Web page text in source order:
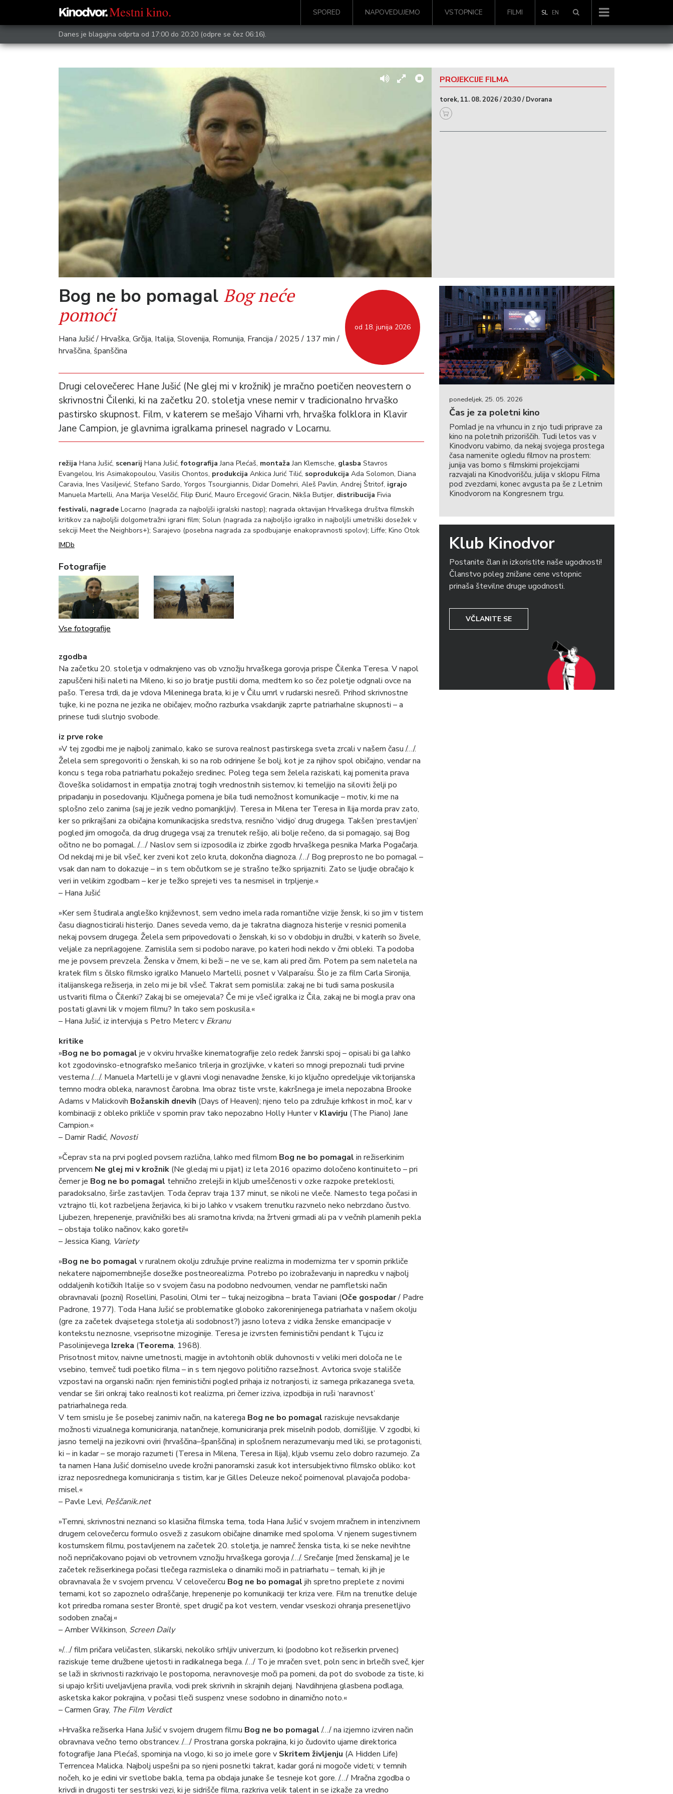
SPORED NAPOVEDUJEMO VSTOPNICE FILMI SL EN
Danes je blagajna odprta od 17:00 do 20:20 (odpre se čez 06:16).
PROJEKCIJE FILMA
torek, 11. 08. 2026 / 20:30 / Dvorana
od 18. junija 2026
Bog ne bo pomagal Bog neće
pomoći
Hana Jušić / Hrvaška, Grčija, Italija, Slovenija, Romunija, Francija / 2025 / 137 min /
hrvaščina, španščina
Drugi celovečerec Hane Jušić (Ne glej mi v krožnik) je mračno poetičen neovestern o
skrivnostni Čilenki, ki na začetku 20. stoletja vnese nemir v tradicionalno hrvaško
pastirsko skupnost. Film, v katerem se mešajo Viharni vrh, hrvaška folklora in Klavir
Jane Campion, je glavnima igralkama prinesel nagrado v Locarnu.
režija Hana Jušić, scenarij Hana Jušić,fotografija Jana Plećaš, montaža Jan Klemsche, glasba Stavros
Evangelou, Iris Asimakopoulou, Vasilis Chontos, produkcija Ankica Jurić Tilić, soprodukcija Ada Solomon, Diana
Caravia, Ines Vasiljević, Stefano Sardo, Yorgos Tsourgiannis, Didar Domehri, Aleš Pavlin, Andrej Štritof, igrajo
Manuela Martelli, Ana Marija Veselčić, Filip Đurić, Mauro Ercegović Gracin, Nikša Butijer, distribucija Fivia
festivali, nagrade Locarno (nagrada za najboljši igralski nastop); nagrada oktavijan Hrvaškega društva filmskih
kritikov za najboljši dolgometražni igrani film; Solun (nagrada za najboljšo igralko in najboljši umetniški dosežek v
sekciji Meet the Neighbors+); Sarajevo (posebna nagrada za spodbujanje enakopravnosti spolov); Liffe; Kino Otok
IMDb
Fotografije
Vse fotografije
zgodba
Na začetku 20. stoletja v odmaknjeno vas ob vznožju hrvaškega gorovja prispe Čilenka Teresa. V napol
zapuščeni hiši naleti na Mileno, ki so jo bratje pustili doma, medtem ko so čez poletje odgnali ovce na
pašo. Teresa trdi, da je vdova Mileninega brata, ki je v Čilu umrl v rudarski nesreči. Prihod skrivnostne
tujke, ki ne pozna ne jezika ne običajev, močno razburka vsakdanjik zaprte patriarhalne skupnosti – a
prinese tudi slutnjo svobode.
iz prve roke
»V tej zgodbi me je najbolj zanimalo, kako se surova realnost pastirskega sveta zrcali v našem času /…/.
Želela sem spregovoriti o ženskah, ki so na rob odrinjene še bolj, kot je za njihov spol običajno, vendar na
koncu s tega roba patriarhatu pokažejo sredinec. Poleg tega sem želela raziskati, kaj pomenita prava
človeška solidarnost in empatija znotraj togih vrednostnih sistemov, ki temeljijo na siloviti želji po
pripadanju in posedovanju. Ključnega pomena je bila tudi nemožnost komunikacije – motiv, ki me na
splošno zelo zanima (saj je jezik vedno pomanjkljiv). Teresa in Milena ter Teresa in Ilija morda prav zato,
ker so prikrajšani za običajna komunikacijska sredstva, resnično ‘vidijo’ drug drugega. Takšen ‘prestavljen’
pogled jim omogoča, da drug drugega vsaj za trenutek rešijo, ali bolje rečeno, da si pomagajo, saj Bog
očitno ne bo pomagal. /…/ Naslov sem si izposodila iz zbirke zgodb hrvaškega pesnika Marka Pogačarja.
Od nekdaj mi je bil všeč, ker zveni kot zelo kruta, dokončna diagnoza. /…/ Bog preprosto ne bo pomagal –
vsak dan nam to dokazuje – in s tem občutkom se je strašno težko sprijazniti. Zato se ljudje obračajo k
veri in velikim zgodbam – ker je težko sprejeti ves ta nesmisel in trpljenje.«
– Hana Jušić
»Ker sem študirala angleško književnost, sem vedno imela rada romantične vizije žensk, ki so jim v tistem
času diagnosticirali histerijo. Danes seveda vemo, da je takratna diagnoza histerije v resnici pomenila
nekaj povsem drugega. Želela sem pripovedovati o ženskah, ki so v obdobju in družbi, v katerih so živele,
veljale za neprilagojene. Zamislila sem si podobo narave, po kateri hodi nekdo v črni obleki. Ta podoba
me je povsem prevzela. Ženska v črnem, ki beži – ne ve se, kam ali pred čim. Potem pa sem naletela na
kratek film s čilsko filmsko igralko Manuelo Martelli, posnet v Valparaísu. Šlo je za film Carla Sironija,
italijanskega režiserja, in zelo mi je bil všeč. Takrat sem pomislila: zakaj ne bi tudi sama poskusila
ustvariti filma o Čilenki? Zakaj bi se omejevala? Če mi je všeč igralka iz Čila, zakaj ne bi mogla prav ona
postati glavni lik v mojem filmu? In tako sem poskusila.«
– Hana Jušić, iz intervjuja s Petro Meterc v Ekranu
kritike
»Bog ne bo pomagal je v okviru hrvaške kinematografije zelo redek žanrski spoj – opisali bi ga lahko
kot zgodovinsko-etnografsko mešanico trilerja in grozljivke, v kateri so mnogi prepoznali tudi prvine
vesterna /…/. Manuela Martelli je v glavni vlogi nenavadne ženske, ki jo ključno opredeljuje viktorijanska
temno modra obleka, naravnost čarobna. Ima obraz tiste vrste, kakršnega je imela nepozabna Brooke
Adams v Malickovih Božanskih dnevih (Days of Heaven); njeno telo pa združuje krhkost in moč, kar v
kombinaciji z obleko prikliče v spomin prav tako nepozabno Holly Hunter v Klavirju (The Piano) Jane
Campion.«
– Damir Radić, Novosti
»Čeprav sta na prvi pogled povsem različna, lahko med filmom Bog ne bo pomagal in režiserkinim
prvencem Ne glej mi v krožnik (Ne gledaj mi u pijat) iz leta 2016 opazimo določeno kontinuiteto – pri
čemer je Bog ne bo pomagal tehnično zrelejši in kljub umeščenosti v ozke razpoke preteklosti,
paradoksalno, širše zastavljen. Toda čeprav traja 137 minut, se nikoli ne vleče. Namesto tega počasi in
vztrajno tli, kot razbeljena žerjavica, ki bi jo lahko v vsakem trenutku razvnelo neko nebrzdano čustvo.
Ljubezen, hrepenenje, pravičniški bes ali sramotna krivda; na žrtveni grmadi ali pa v večnih plamenih pekla
– obstaja toliko načinov, kako goreti!«
– Jessica Kiang, Variety
»Bog ne bo pomagal v ruralnem okolju združuje prvine realizma in modernizma ter v spomin prikliče
nekatere najpomembnejše dosežke postneorealizma. Potrebo po izobraževanju in napredku v najbolj
oddaljenih kotičkih Italije so v svojem času na podobno nedvoumen, vendar ne pamfletski način
obravnavali (pozni) Rosellini, Pasolini, Olmi ter – tukaj neizogibna – brata Taviani (Oče gospodar/ Padre
Padrone, 1977). Toda Hana Jušić se problematike globoko zakoreninjenega patriarhata v našem okolju
(gre za začetek dvajsetega stoletja ali sodobnost?) jasno loteva z vidika ženske emancipacije v
kontekstu neznosne, vseprisotne mizoginije. Teresa je izvrsten feministični pendant k Tujcu iz
Pasolinijevega Izreka (Teorema, 1968).
Prisotnost mitov, naivne umetnosti, magije in avtohtonih oblik duhovnosti v veliki meri določa ne le
vsebino, temveč tudi poetiko filma – in s tem njegovo politično razsežnost. Avtorica svoje stališče
vzpostavi na organski način: njen feministični pogled prihaja iz notranjosti, iz samega prikazanega sveta,
vendar se širi onkraj tako realnosti kot realizma, pri čemer izziva, izpodbija in ruši ‘naravnost’
patriarhalnega reda.
V tem smislu je še posebej zanimiv način, na katerega Bog ne bo pomagal raziskuje nevsakdanje
možnosti vizualnega komuniciranja, natančneje, komuniciranja prek miselnih podob, domišljije. V zgodbi, ki
jasno temelji na jezikovni oviri (hrvaščina–španščina) in splošnem nerazumevanju med liki, se protagonisti,
ki – in kadar – se morajo razumeti (Teresa in Milena, Teresa in Ilija), kljub vsemu zelo dobro razumejo. Za
ta namen Hana Jušić domiselno uvede krožni panoramski zasuk kot intersubjektivno filmsko obliko: kot
izraz neposrednega komuniciranja s tistim, kar je Gilles Deleuze nekoč poimenoval plavajoča podoba-
misel.«
– Pavle Levi, Peščanik.net
»Temni, skrivnostni neznanci so klasična filmska tema, toda Hana Jušić v svojem mračnem in intenzivnem
drugem celovečercu formulo osveži z zasukom običajne dinamike med spoloma. V njenem sugestivnem
kostumskem filmu, postavljenem na začetek 20. stoletja, je namreč ženska tista, ki se neke nevihtne
noči nepričakovano pojavi ob vetrovnem vznožju hrvaškega gorovja /…/. Srečanje [med ženskama] je le
začetek režiserkinega počasi tlečega razmisleka o dinamiki moči in patriarhatu – temah, ki jih je
obravnavala že v svojem prvencu. V celovečercu Bog ne bo pomagal jih spretno preplete z novimi
temami, kot so zapoznelo odraščanje, hrepenenje po komunikaciji ter kriza vere. Film na trenutke deluje
kot priredba romana sester Brontë, spet drugič pa kot vestern, vendar vseskozi ohranja presenetljivo
sodoben značaj.«
– Amber Wilkinson, Screen Daily
»/…/ film pričara veličasten, slikarski, nekoliko srhljiv univerzum, ki (podobno kot režiserkin prvenec)
raziskuje teme družbene ujetosti in radikalnega bega. /…/ To je mračen svet, poln senc in brlečih sveč, kjer
se laži in skrivnosti razkrivajo le postopoma, neravnovesje moči pa pomeni, da pot do svobode za tiste, ki
si upajo kršiti uveljavljena pravila, vodi prek skrivnih in skrajnih dejanj. Navdihnjena glasbena podlaga,
asketska kakor pokrajina, v počasi tleči suspenz vnese sodobno in dinamično noto.«
– Carmen Gray, The Film Verdict
»Hrvaška režiserka Hana Jušić v svojem drugem filmu Bog ne bo pomagal/…/ na izjemno izviren način
obravnava večno temo obstrancev. /…/ Prostrana gorska pokrajina, ki jo čudovito ujame direktorica
fotografije Jana Plećaš, spominja na vlogo, ki so jo imele gore v Skritem življenju (A Hidden Life)
Terrencea Malicka. Najbolj uspešni pa so njeni posnetki takrat, kadar gorá ni mogoče videti; v temnih
nočeh, ko je edini vir svetlobe bakla, tema pa obdaja junake še tesneje kot gore. /…/ Mračna zgodba o
krivdi in drugosti ter sestrski vezi, ki je sidrišče filma, razkriva velik talent in se izkaže za vredno
ponedeljek, 25. 05. 2026
Čas je za poletni kino
Pomlad je na vrhuncu in z njo tudi priprave za
kino na poletnih prizoriščih. Tudi letos vas v
Kinodvoru vabimo, da nekaj svojega prostega
časa namenite ogledu filmov na prostem:
junija vas bomo s filmskimi projekcijami
razvajali na Kinodvorišču, julija v sklopu Filma
pod zvezdami, konec avgusta pa še z Letnim
Kinodvorom na Kongresnem trgu.
Klub Kinodvor
Postanite član in izkoristite naše ugodnosti!
Članstvo poleg znižane cene vstopnic
prinaša številne druge ugodnosti.
VČLANITE SE